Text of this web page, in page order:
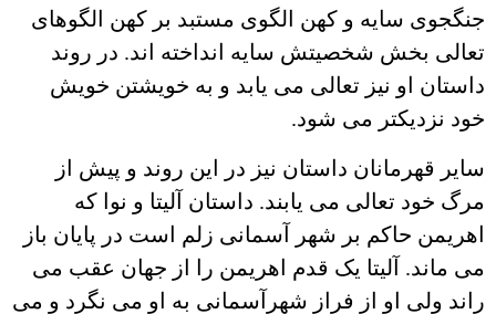
جنگجوی سایه و کهن الگوی مستبد بر کهن الگوهای
تعالی بخش شخصیتش سایه انداخته اند. در روند
داستان او نیز تعالی می یابد و به خویشتن خویش
خود نزدیکتر می شود.
سایر قهرمانان داستان نیز در این روند و پیش از
مرگ خود تعالی می یابند. داستان آلیتا و نوا که
اهریمن حاکم بر شهر آسمانی زلم است در پایان باز
می ماند. آلیتا یک قدم اهریمن را از جهان عقب می
راند ولی او از فراز شهرآسمانی به او می نگرد و می